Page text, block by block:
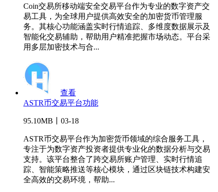
Coin交易所移动端安全交易平台作为专业的数字资产交
易工具，为全球用户提供高效安全的加密货币管理服
务。其核心功能涵盖实时行情追踪、多维度数据展示及
智能化交易辅助，帮助用户精准把握市场动态。平台采
用多层加密技术与合...
查看
ASTR币交易平台功能
95.10MB丨03-18
ASTR币交易平台作为加密货币领域的综合服务工具，
专注于为数字资产投资者提供专业化的数据分析与交易
支持。该平台整合了跨交易所账户管理、实时行情追
踪、智能策略推送等核心模块，通过区块链技术构建安
全高效的交易环境，帮助...